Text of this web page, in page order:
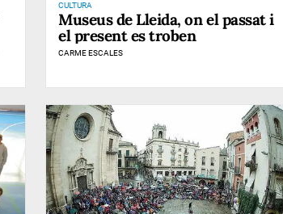
CULTURA
Museus de Lleida, on el passat i
el present es troben
CARME ESCALES